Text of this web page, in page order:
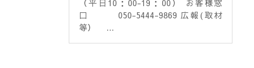
（平日10：00-19：00） お客様窓
口 050-5444-9869 広報(取材
等） ...